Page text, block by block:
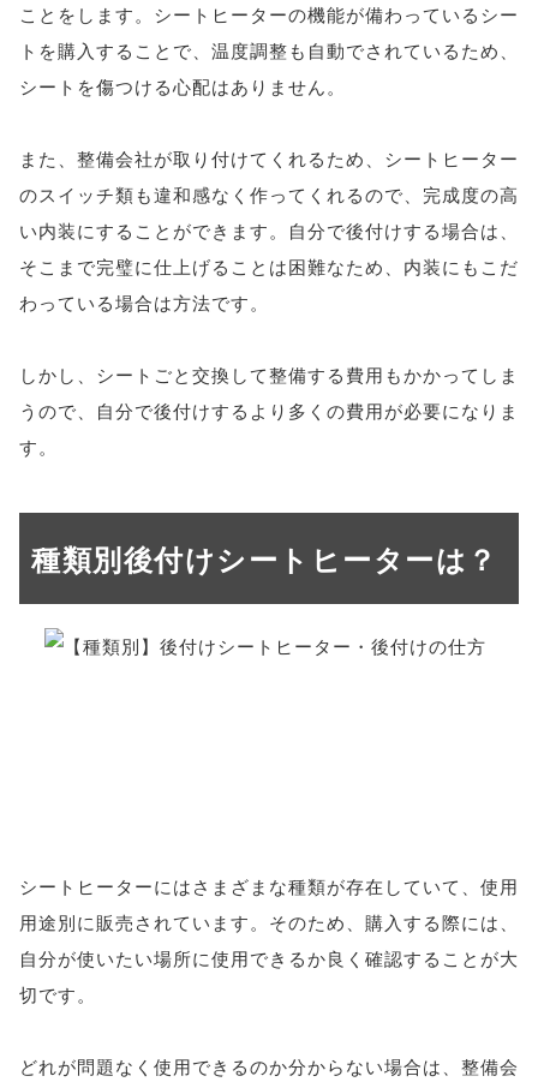
ことをします。シートヒーターの機能が備わっているシー
トを購入することで、温度調整も自動でされているため、
シートを傷つける心配はありません。
また、整備会社が取り付けてくれるため、シートヒーター
のスイッチ類も違和感なく作ってくれるので、完成度の高
い内装にすることができます。自分で後付けする場合は、
そこまで完璧に仕上げることは困難なため、内装にもこだ
わっている場合は方法です。
しかし、シートごと交換して整備する費用もかかってしま
うので、自分で後付けするより多くの費用が必要になりま
す。
種類別後付けシートヒーターは？
シートヒーターにはさまざまな種類が存在していて、使用
用途別に販売されています。そのため、購入する際には、
自分が使いたい場所に使用できるか良く確認することが大
切です。
どれが問題なく使用できるのか分からない場合は、整備会